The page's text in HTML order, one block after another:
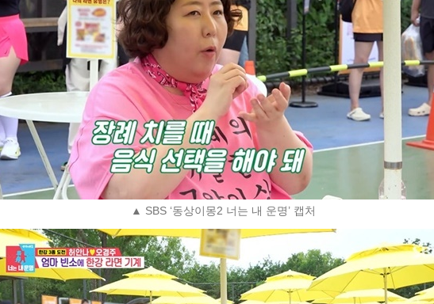
▲ SBS ‘동상이몽2 너는 내 운명’ 캡처